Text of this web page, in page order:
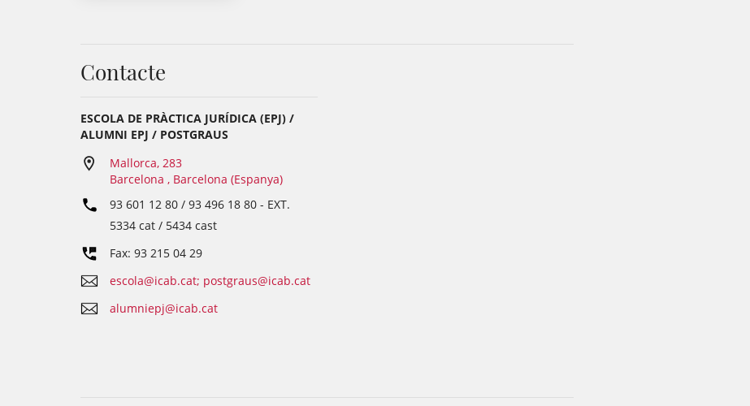
Contacte
ESCOLA DE PRÀCTICA JURÍDICA (EPJ) /
ALUMNI EPJ / POSTGRAUS
Mallorca, 283
Barcelona , Barcelona (Espanya)
93 601 12 80 / 93 496 18 80 - EXT.
5334 cat / 5434 cast
Fax: 93 215 04 29
escola@icab.cat; postgraus@icab.cat
alumniepj@icab.cat